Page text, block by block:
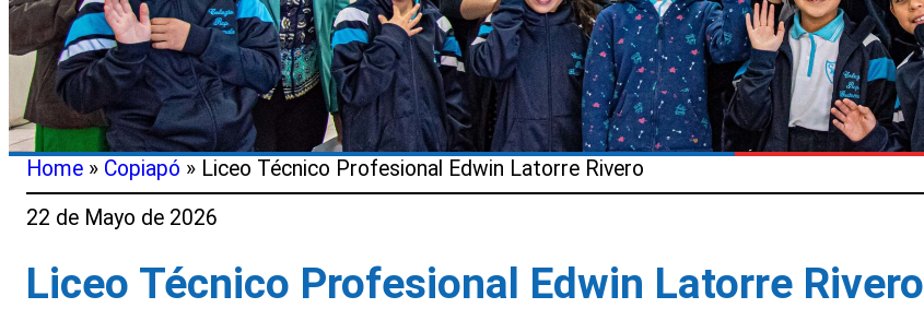
Home » Copiapó » Liceo Técnico Profesional Edwin Latorre Rivero
22 de Mayo de 2026
Liceo Técnico Profesional Edwin Latorre Rivero